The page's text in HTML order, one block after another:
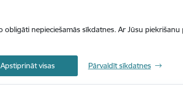
nepieciešamās sīkdatnes. Ar Jūsu
Apstiprināt visas Pārvaldīt sīkdatnes